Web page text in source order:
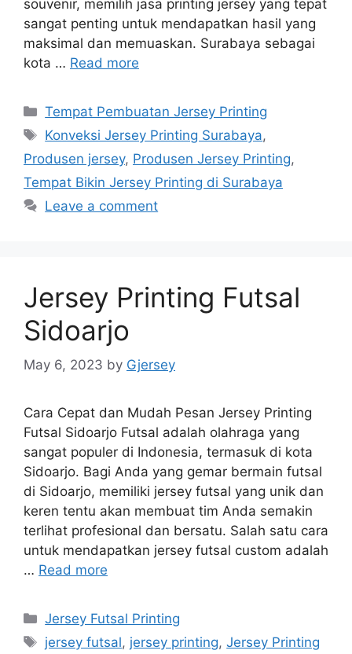
souvenir, memilih jasa printing jersey yang tepat
sangat penting untuk mendapatkan hasil yang
maksimal dan memuaskan. Surabaya sebagai
kota … Read more
Categories
Tempat Pembuatan Jersey Printing
Tags
Konveksi Jersey Printing Surabaya,
Produsen jersey, Produsen Jersey Printing,
Tempat Bikin Jersey Printing di Surabaya
Leave a comment
Jersey Printing Futsal
Sidoarjo
May 6, 2023 by Gjersey
Cara Cepat dan Mudah Pesan Jersey Printing
Futsal Sidoarjo Futsal adalah olahraga yang
sangat populer di Indonesia, termasuk di kota
Sidoarjo. Bagi Anda yang gemar bermain futsal
di Sidoarjo, memiliki jersey futsal yang unik dan
keren tentu akan membuat tim Anda semakin
terlihat profesional dan bersatu. Salah satu cara
untuk mendapatkan jersey futsal custom adalah
… Read more
Categories
Jersey Futsal Printing
Tags
jersey futsal, jersey printing,Jersey Printing